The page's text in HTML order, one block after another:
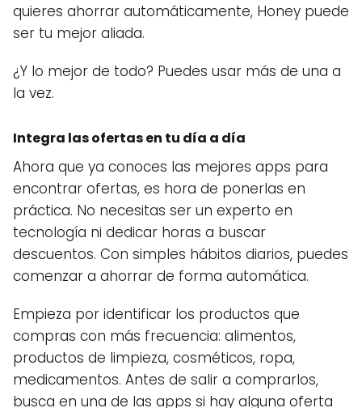
quieres ahorrar automáticamente, Honey puede
ser tu mejor aliada.
¿Y lo mejor de todo? Puedes usar más de una a
la vez.
Integra las ofertas en tu día a día
Ahora que ya conoces las mejores apps para
encontrar ofertas, es hora de ponerlas en
práctica. No necesitas ser un experto en
tecnología ni dedicar horas a buscar
descuentos. Con simples hábitos diarios, puedes
comenzar a ahorrar de forma automática.
Empieza por identificar los productos que
compras con más frecuencia: alimentos,
productos de limpieza, cosméticos, ropa,
medicamentos. Antes de salir a comprarlos,
busca en una de las apps si hay alguna oferta